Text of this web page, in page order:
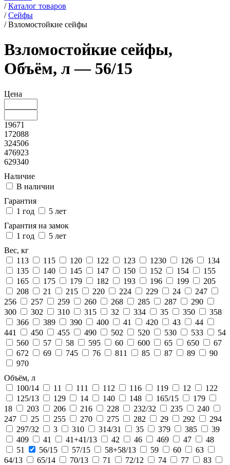
/ Каталог товаров
/ Сейфы
/ Взломостойкие сейфы
Взломостойкие сейфы,
Объём, л — 56/15
Цена
19671
172088
324506
476923
629340
Наличие
В наличии
Гарантия
1 год
5 лет
Гарантия на замок
1 год
5 лет
Вес, кг
113
115 120 122 123 1230 126
134
135
140 145 147 150 152 154
155
165
175 179 182 193 196 199
205
208
21 215 220 224 229 24
247
256
257 259 260 268 285 287
290
300
302 310 315 32 334 35 350
358
366
389 390 400 41 420 43
44
441
450 455 490 502 520 530 533
54
560
57 58 595 60 600 65 650
67
672
69 745 76 811 85 87 89
90
970
Объём, л
100/14
11 111 112 116 119 12
122
125/13
129 14 140 148 165/15
179
18
203 206 216 228 232/32 235
240
247
25 255 270 275 282 29 292
294
297/32
3 310 314/31 35 379 385
39
409
41 41+41/13 42 46 469 47
48
51
56/15 57/15 58+58/13 59 60
63
64/13
65/14 70/13 71 72/12 74 77
83